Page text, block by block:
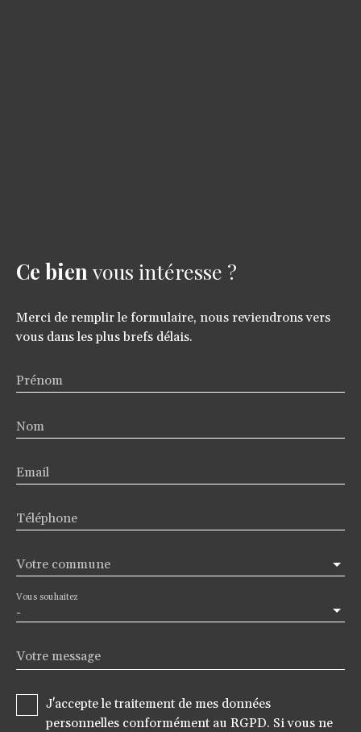
Ce bien vous intéresse ?
Merci de remplir le formulaire, nous reviendrons vers
vous dans les plus brefs délais.
Prénom
Nom
Email
Téléphone
Votre commune
-
Vous souhaitez
Votre message
J'accepte le traitement de mes données
personnelles conformément au RGPD. Si vous ne